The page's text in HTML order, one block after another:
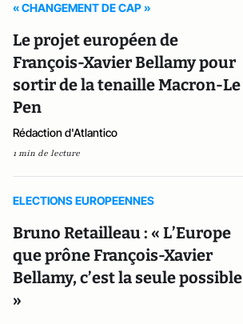
« CHANGEMENT DE CAP »
Le projet européen de
François-Xavier Bellamy pour
sortir de la tenaille Macron-Le
Pen
Rédaction d'Atlantico
1 min de lecture
ELECTIONS EUROPEENNES
Bruno Retailleau : « L’Europe
que prône François-Xavier
Bellamy, c’est la seule possible
»